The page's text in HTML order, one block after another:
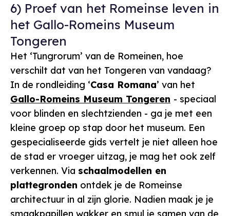
6) Proef van het Romeinse leven in
het Gallo-Romeins Museum
Tongeren
Het ‘Tungrorum’ van de Romeinen, hoe
verschilt dat van het Tongeren van vandaag?
In de rondleiding ‘Casa Romana’ van het
Gallo-Romeins Museum Tongeren - speciaal
voor blinden en slechtzienden - ga je met een
kleine groep op stap door het museum. Een
gespecialiseerde gids vertelt je niet alleen hoe
de stad er vroeger uitzag, je mag het ook zelf
verkennen. Via schaalmodellen en
plattegronden ontdek je de Romeinse
architectuur in al zijn glorie. Nadien maak je je